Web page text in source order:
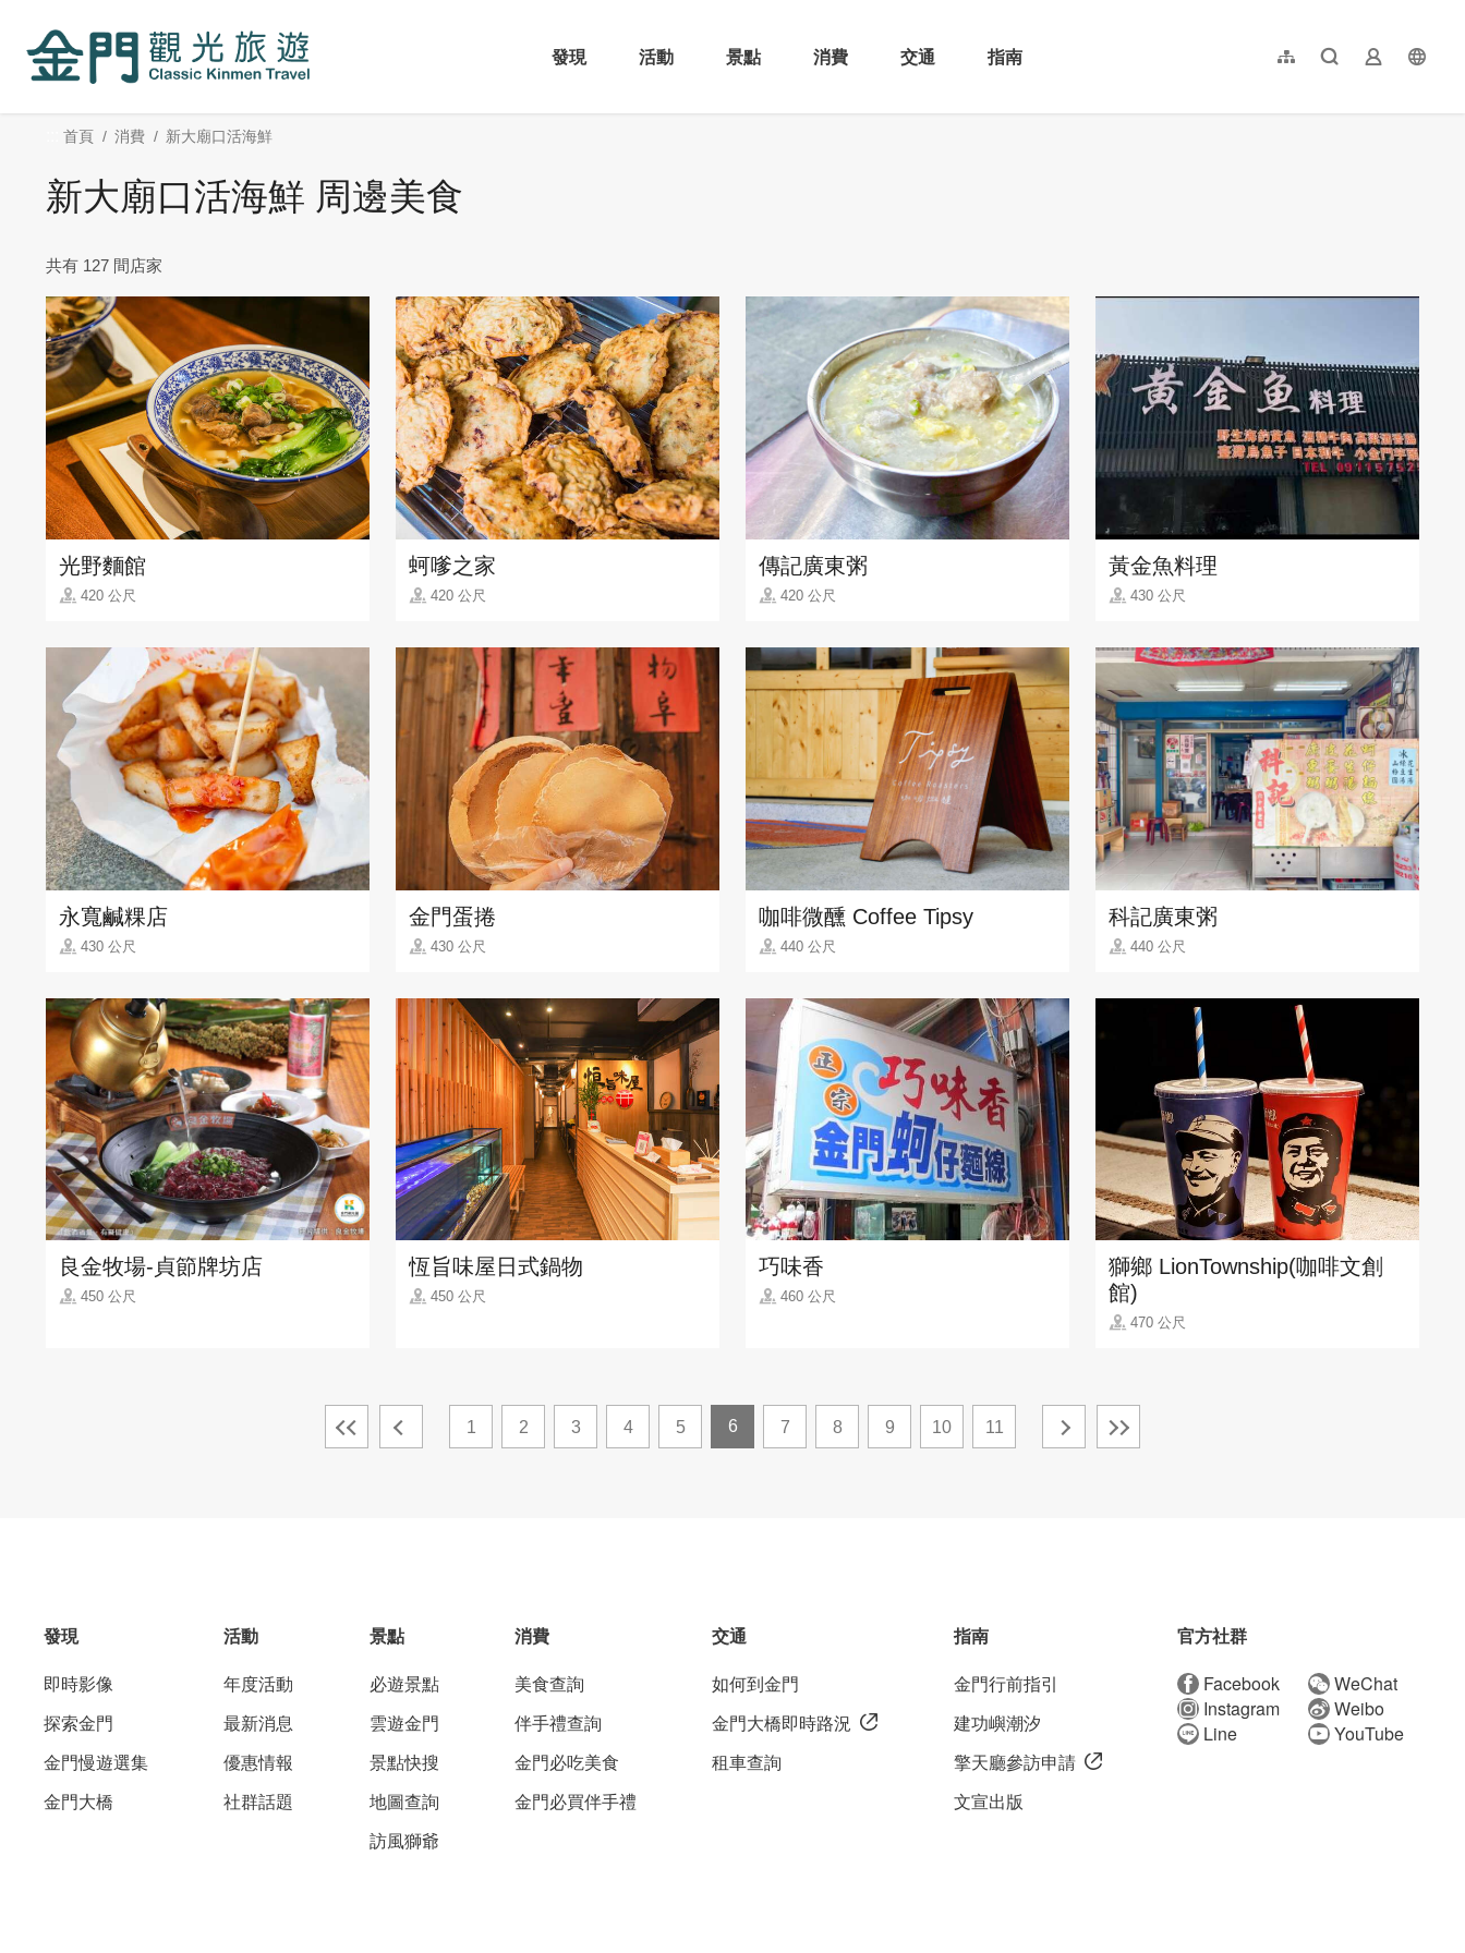
內
發現
活動 景點 消費 交通 指南 網站導覽全文檢索業者登入
简体中文
首頁 消費 新大廟口活海鮮
新大廟口活海鮮 周邊美食
共有 127 間店家
光野麵館
420 公尺
蚵嗲之家
420 公尺
傳記廣東粥
420 公尺
黃金魚料理
430 公尺
永寬鹹粿店
430 公尺
金門蛋捲
430 公尺
咖啡微醺 Coffee Tipsy
440 公尺
科記廣東粥
440 公尺
良金牧場-貞節牌坊店
450 公尺
恆旨味屋日式鍋物
450 公尺
巧味香
460 公尺
獅鄉 LionTownship(咖啡文創
館)
470 公尺
1 2 3 4 5 6 7 8 9 10 11
發現
即時影像
探索金門
金門慢遊選集
金門大橋
活動
年度活動
最新消息
優惠情報
社群話題
景點
必遊景點
雲遊金門
景點快搜
地圖查詢
訪風獅爺
消費
美食查詢
伴手禮查詢
金門必吃美食
金門必買伴手禮
交通
如何到金門
金門大橋即時路況
租車查詢
指南
金門行前指引
建功嶼潮汐
擎天廳參訪申請
文宣出版
官方社群
Facebook
WeChat
Instagram
Weibo
Line
YouTube